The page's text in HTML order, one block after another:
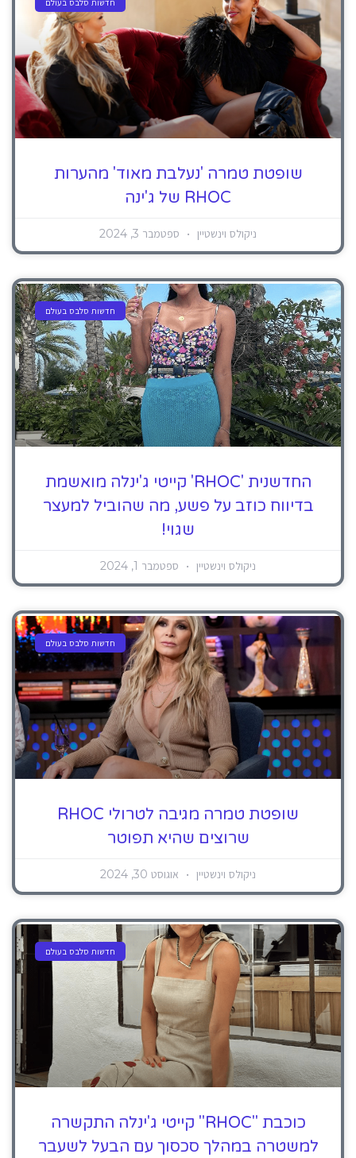
שופטת טמרה 'נעלבת מאוד' מהערות
RHOC של ג'ינה
ניקולס וינשטיין ספטמבר 3, 2024
חדשות סלבס בעולם
החדשנית 'RHOC' קייטי ג'ינלה מואשמת
בדיווח כוזב על פשע, מה שהוביל למעצר
שגוי!
ניקולס וינשטיין ספטמבר 1, 2024
חדשות סלבס בעולם
שופטת טמרה מגיבה לטרולי RHOC
שרוצים שהיא תפוטר
ניקולס וינשטיין אוגוסט 30, 2024
חדשות סלבס בעולם
כוכבת "RHOC" קייטי ג'ינלה התקשרה
למשטרה במהלך סכסוך עם הבעל לשעבר